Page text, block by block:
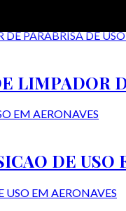
LIMPADOR
DE USO